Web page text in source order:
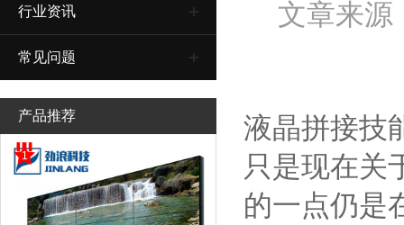
行业资讯
常见问题
产品推荐
1
文章来源
液晶拼接技
只是现在关
的一点仍是